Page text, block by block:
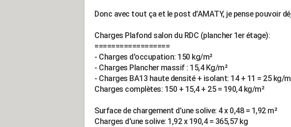
Donc avec tout ça et le post d'AMATY, je pense pouvoir
Charges Plafond salon du RDC (plancher 1er étage):
==================
- Charges d'occupation: 150 kg/m²
- Charges Plancher massif : 15,4 Kg/m²
- Charges BA13 haute densité + isolant: 14 + 11 = 25 kg/
Charges complètes: 150 + 15,4 + 25 = 190,4 kg/m²
Surface de chargement d’une solive: 4 x 0,48 = 1,92 m²
Charges d'une solive: 1,92 x 190,4 = 365,57 kg